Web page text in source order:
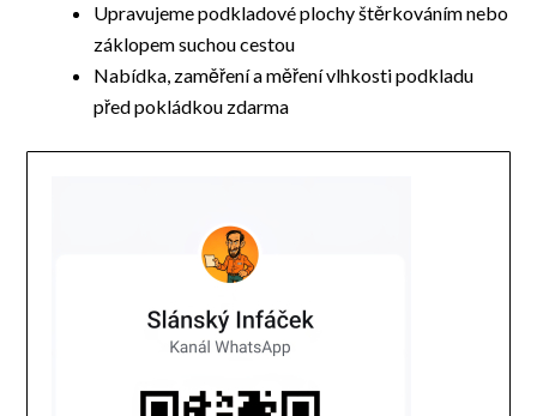
Upravujeme podkladové plochy štěrkováním nebo
záklopem suchou cestou
Nabídka, zaměření a měření vlhkosti podkladu
před pokládkou zdarma